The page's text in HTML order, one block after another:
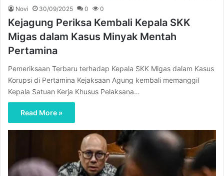
Novi 30/09/2025 0 0
Kejagung Periksa Kembali Kepala SKK
Migas dalam Kasus Minyak Mentah
Pertamina
Pemeriksaan Terbaru terhadap Kepala SKK Migas dalam Kasus
Korupsi di Pertamina Kejaksaan Agung kembali memanggil
Kepala Satuan Kerja Khusus Pelaksana…
Read More »